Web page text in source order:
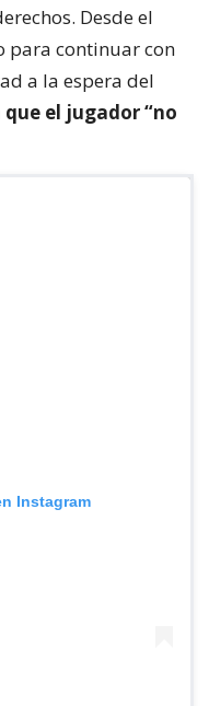
Desde el
para continuar con
a la espera del
el jugador “no
Instagram